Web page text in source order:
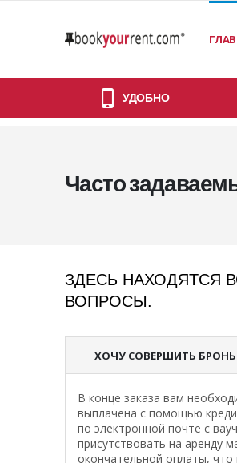
УДОБНО
Часто
ЗДЕСЬ НАХОДЯТСЯ
ВОПРОСЫ.
ХОЧУ СОВЕРШИТЬ
В конце заказа вам
выплачена с помощью
по электронной почте с
присутствовать на аренду
окончательной оплаты, что